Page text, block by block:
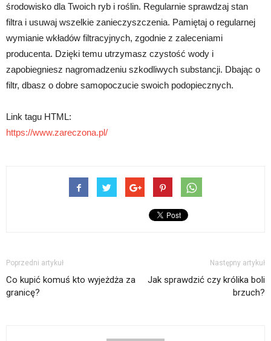
środowisko dla Twoich ryb i roślin. Regularnie sprawdzaj stan
filtra i usuwaj wszelkie zanieczyszczenia. Pamiętaj o regularnej
wymianie wkładów filtracyjnych, zgodnie z zaleceniami
producenta. Dzięki temu utrzymasz czystość wody i
zapobiegniesz nagromadzeniu szkodliwych substancji. Dbając o
filtr, dbasz o dobre samopoczucie swoich podopiecznych.
Link tagu HTML:
https://www.zareczona.pl/
Poprzedni artykuł
Co kupić komuś kto wyjeżdża za
granicę?
Następny artykuł
Jak sprawdzić czy królika boli
brzuch?